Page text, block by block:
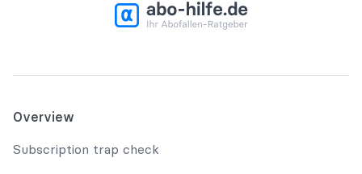
Overview
Subscription trap check